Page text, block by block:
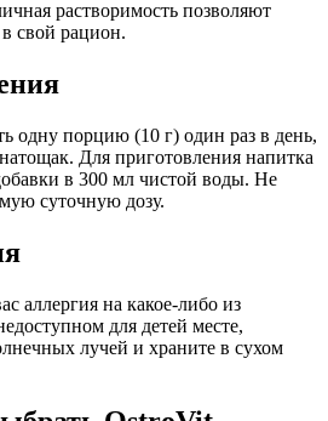
растворимость позволяют
свой рацион.
одну порцию (10 г) один раз в день,
Для приготовления напитка
в 300 мл чистой воды. Не
суточную дозу.
аллергия на какое-либо из
для детей месте,
лучей и храните в сухом